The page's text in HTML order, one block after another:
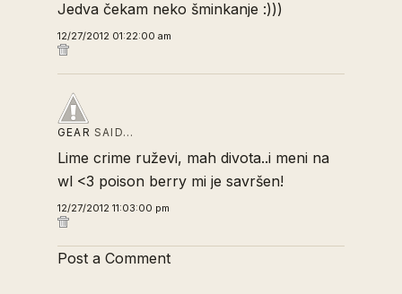
Jedva čekam neko šminkanje :)))
12/27/2012 01:22:00 am
GEAR SAID…
Lime crime ruževi, mah divota..i meni na
wl <3 poison berry mi je savršen!
12/27/2012 11:03:00 pm
Post a Comment